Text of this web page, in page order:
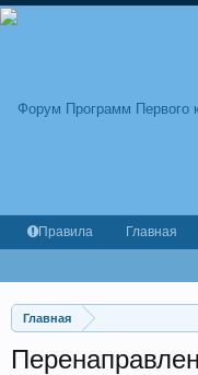
Главная
Правила Главная